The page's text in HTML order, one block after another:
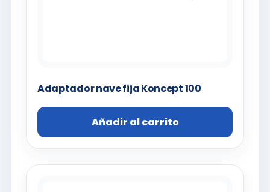
Adaptador nave fija Koncept 100
Añadir al carrito